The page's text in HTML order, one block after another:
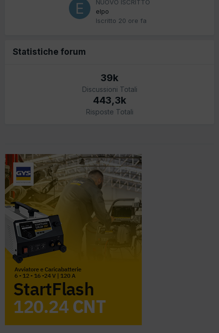
NUOVO ISCRITTO
elpo
Iscritto 20 ore fa
Statistiche forum
39k
Discussioni Totali
443,3k
Risposte Totali